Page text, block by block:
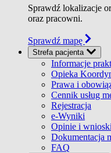
Sprawdź lokalizacje
oraz pracowni.
Sprawdź mapę
Strefa pacjenta
Informacje
Opieka
Prawa i
Cennik usług
Rejestracja
e-Wyniki
Opinie i wnioski
Dokumentacja
FAQ